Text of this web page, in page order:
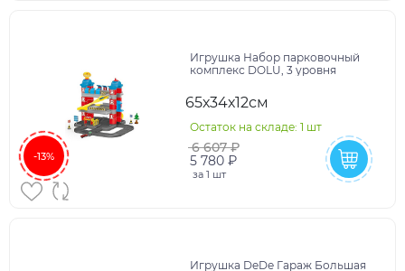
-13%
Игрушка Набор парковочный
комплекс DOLU, 3 уровня
65х34х12см
Остаток на складе: 1 шт
6 607 ₽
5 780 ₽
за 1 шт
Игрушка DeDe Гараж Большая